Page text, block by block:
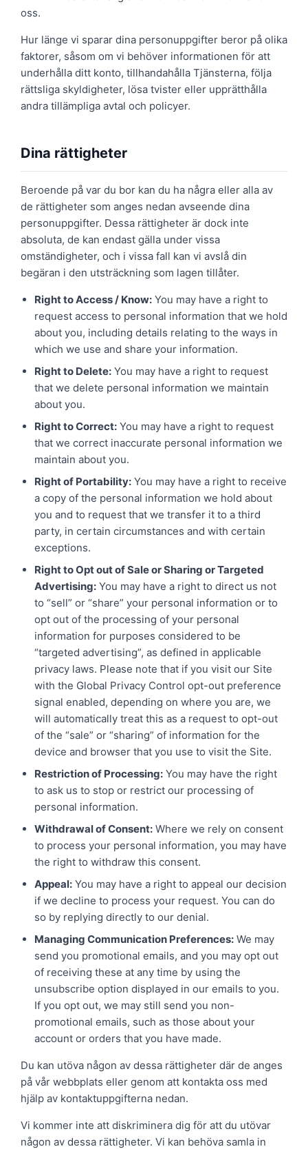
oss.
Hur länge vi sparar dina personuppgifter beror på olika
faktorer, såsom om vi behöver informationen för att
underhålla ditt konto, tillhandahålla Tjänsterna, följa
rättsliga skyldigheter, lösa tvister eller upprätthålla
andra tillämpliga avtal och policyer.
Dina rättigheter
Beroende på var du bor kan du ha några eller alla av
de rättigheter som anges nedan avseende dina
personuppgifter. Dessa rättigheter är dock inte
absoluta, de kan endast gälla under vissa
omständigheter, och i vissa fall kan vi avslå din
begäran i den utsträckning som lagen tillåter.
Right to Access / Know: You may have a right to
request access to personal information that we hold
about you, including details relating to the ways in
which we use and share your information.
Right to Delete: You may have a right to request
that we delete personal information we maintain
about you.
Right to Correct: You may have a right to request
that we correct inaccurate personal information we
maintain about you.
Right of Portability: You may have a right to receive
a copy of the personal information we hold about
you and to request that we transfer it to a third
party, in certain circumstances and with certain
exceptions.
Right to Opt out of Sale or Sharing or Targeted
Advertising: You may have a right to direct us not
to “sell” or “share” your personal information or to
opt out of the processing of your personal
information for purposes considered to be
“targeted advertising”, as defined in applicable
privacy laws. Please note that if you visit our Site
with the Global Privacy Control opt-out preference
signal enabled, depending on where you are, we
will automatically treat this as a request to opt-out
of the “sale” or “sharing” of information for the
device and browser that you use to visit the Site.
Restriction of Processing: You may have the right
to ask us to stop or restrict our processing of
personal information.
Withdrawal of Consent: Where we rely on consent
to process your personal information, you may have
the right to withdraw this consent.
Appeal: You may have a right to appeal our decision
if we decline to process your request. You can do
so by replying directly to our denial.
Managing Communication Preferences: We may
send you promotional emails, and you may opt out
of receiving these at any time by using the
unsubscribe option displayed in our emails to you.
If you opt out, we may still send you non-
promotional emails, such as those about your
account or orders that you have made.
Du kan utöva någon av dessa rättigheter där de anges
på vår webbplats eller genom att kontakta oss med
hjälp av kontaktuppgifterna nedan.
Vi kommer inte att diskriminera dig för att du utövar
någon av dessa rättigheter. Vi kan behöva samla in